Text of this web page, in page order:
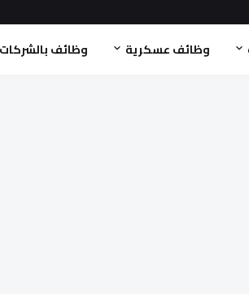
وظائف عسكرية وظائف بالشركات